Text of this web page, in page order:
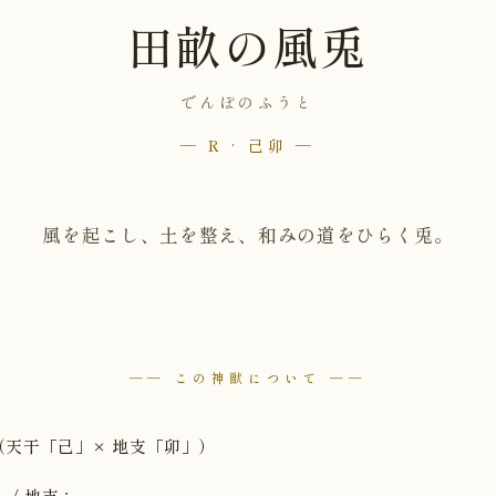
田畝の風兎
でんぽのふうと
— R · 己卯 —
風を起こし、土を整え、和みの道をひらく兎。
── この神獣について ──
干「己」× 地支「卯」）